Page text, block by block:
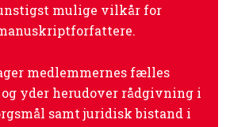
mulige vilkår for
medlemmernes fælles
yder herudover rådgivning i
samt juridisk bistand i